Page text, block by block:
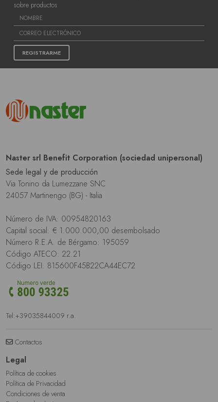
sobre productos
REGISTRARME
Naster srl Benefit Corporation (sociedad unipersonal)
Sede legal y de producción
Via Tonino da Lumezzane SNC
24057 Martinengo (BG) - Italia
Número de IVA: 00954820163
Capital social: € 1.000.000,00 desembolsado
Número R.E.A. de Bérgamo: 195059
Código ATECO: 22.21
Código LEI: 815600F45B22CA44EC72
Tel:+39035844009 r.a.
Contactos
Legal
Política de cookies
Política de Privacidad
Condiciones de venta